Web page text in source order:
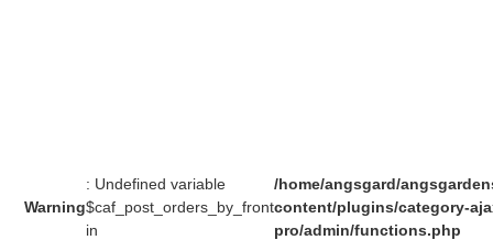
Warning
: Undefined variable
$caf_post_orders_by_front
in
/home/angsgard/
content/plugins/category-
pro/admin/functions.php